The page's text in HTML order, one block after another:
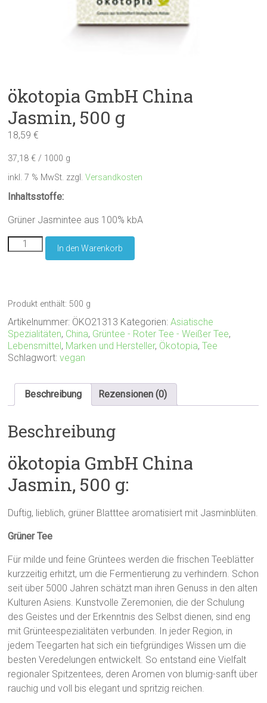
ökotopia GmbH China
Jasmin, 500 g
18,59€
37,18€ / 1000 g
inkl. 7 % MwSt. zzgl.Versandkosten
Inhaltsstoffe:
Grüner Jasmintee aus 100% kbA
ökotopia
GmbH
g
In den Warenkorb
Produkt enthält: 500 g
Artikelnummer: ÖKO21313 Kategorien:Asiatische
Spezialitäten, China, Grüntee - Roter Tee - Weißer Tee,
Lebensmittel , Marken und Hersteller, Ökotopia,Tee
Schlagwort:vegan
Beschreibung Rezensionen (0)
Beschreibung
ökotopia GmbH China
Jasmin, 500 g:
Duftig, lieblich, grüner Blatttee aromatisiert mit Jasminblüten.
Grüner Tee
Für milde und feine Grüntees werden die frischen Teeblätter
kurzzeitig erhitzt, um die Fermentierung zu verhindern. Schon
seit über 5000 Jahren schätzt man ihren Genuss in den alten
Kulturen Asiens. Kunstvolle Zeremonien, die der Schulung
des Geistes und der Erkenntnis des Selbst dienen, sind eng
mit Grünteespezialitäten verbunden. In jeder Region, in
jedem Teegarten hat sich ein tiefgründiges Wissen um die
besten Veredelungen entwickelt. So entstand eine Vielfalt
regionaler Spitzentees, deren Aromen von blumig-sanft über
rauchig und voll bis elegant und spritzig reichen.